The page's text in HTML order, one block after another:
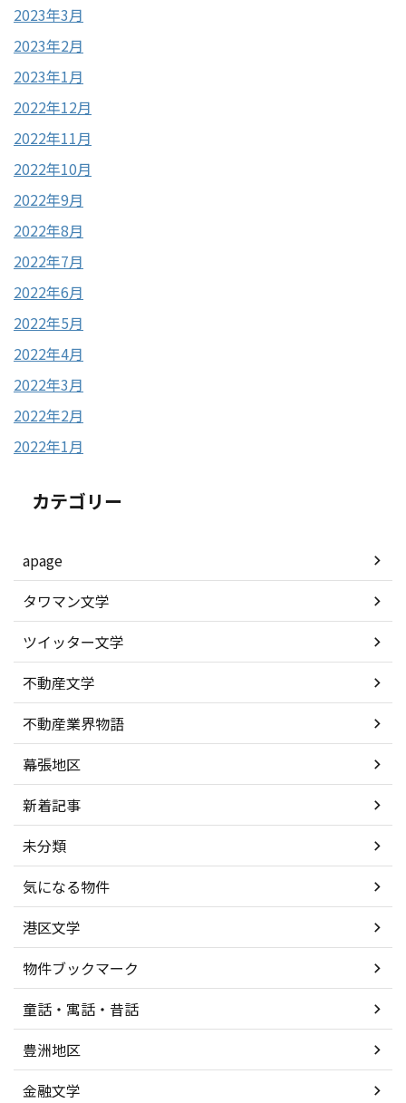
2023年3月
2023年2月
2023年1月
2022年12月
2022年11月
2022年10月
2022年9月
2022年8月
2022年7月
2022年6月
2022年5月
2022年4月
2022年3月
2022年2月
2022年1月
カテゴリー
apage
タワマン文学
ツイッター文学
不動産文学
不動産業界物語
幕張地区
新着記事
未分類
気になる物件
港区文学
物件ブックマーク
童話・寓話・昔話
豊洲地区
金融文学